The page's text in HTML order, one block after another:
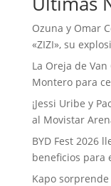
Ozuna y Omar
«ZIZI», su
La Oreja de
Montero para
¡Jessi Uribe y
al Movistar
BYD Fest 2026
beneficios para
Kapo sorprende